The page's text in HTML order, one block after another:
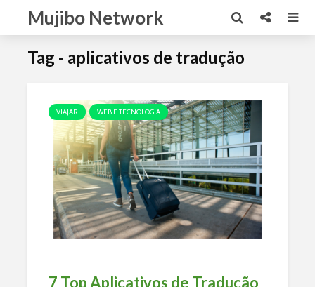
Mujibo Network
Tag - aplicativos de tradução
VIAJAR WEB E TECNOLOGIA
7 Top Aplicativos de Tradução